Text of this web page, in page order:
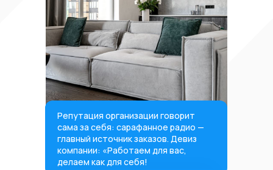
Репутация организации говорит
сама за себя: сарафанное радио —
главный источник заказов. Девиз
компании: «Работаем для вас,
делаем как для себя!